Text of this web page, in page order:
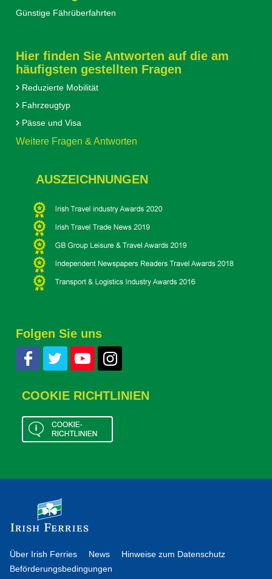
Günstige Fährüberfahrten
Hier finden Sie Antworten auf die am
häufigsten gestellten Fragen
Reduzierte Mobilität
Fahrzeugtyp
Pässe und Visa
Weitere Fragen & Antworten
AUSZEICHNUNGEN
Folgen Sie uns
COOKIE RICHTLINIEN
Über Irish Ferries News
Hinweise zum Datenschutz
Beförderungsbedingungen